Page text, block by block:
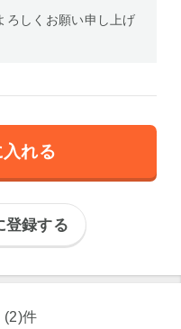
ろしくお願い申し上げ
れる
登録する
(2)件